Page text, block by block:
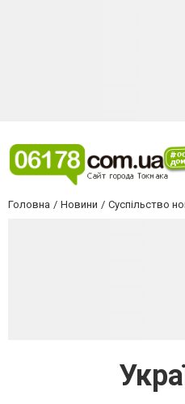
Головна Новини Суспільство